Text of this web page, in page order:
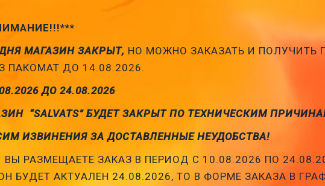
Cena:1.52 €
ID:00005797 Artikuls:
Pievienot
grozam
Izlādētājs 800V, 10GOm, 2pF
Cena: 1.29 €
ID:00022275 Artikuls:CG2-800L Noliktavas
МАГАЗИН ЗАКРЫТ, НО МОЖНО ЗАКАЗАТЬ И ПОЛУЧИТЬ
ПАКОМАТ ДО 14.08.2026.
ДО 24.08.2026
“SALVATS” БУДЕТ ЗАКРЫТ ПО ТЕХНИЧЕСКИМ
ИЗВИНЕНИЯ ЗА ДОСТАВЛЕННЫЕ НЕУДОБСТВА!
ВЫ РАЗМЕЩАЕТЕ ЗАКАЗ В ПЕРИОД С 10.08.2026 ПО
БУДЕТ АКТУАЛЕН 24.08.2026, ТО В ФОРМЕ ЗАКАЗА В